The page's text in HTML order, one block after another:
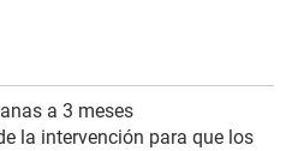
a 3 meses
la intervención para que los